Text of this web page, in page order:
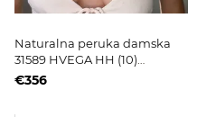
Naturalna peruka damska
31589 HVEGA HH (10)
Sredniej długości
€356